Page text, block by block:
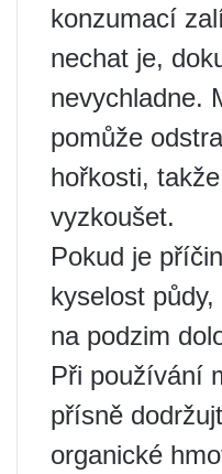
konzumací
nechat je,
nevychladne.
pomůže
hořkosti,
vyzkoušet.
Pokud je
kyselost
na podzim
Při používání
přísně
organické